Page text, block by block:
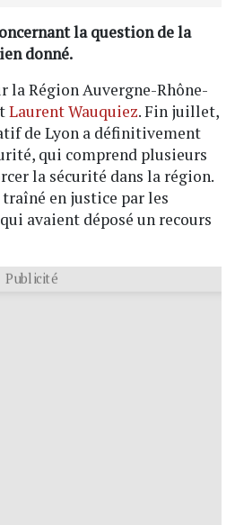
la question de la
donné.
la Région Auvergne-Rhône-
Laurent Wauquiez. Fin juillet,
de Lyon a définitivement
qui comprend plusieurs
la sécurité dans la région.
en justice par les
avaient déposé un recours
Publicité